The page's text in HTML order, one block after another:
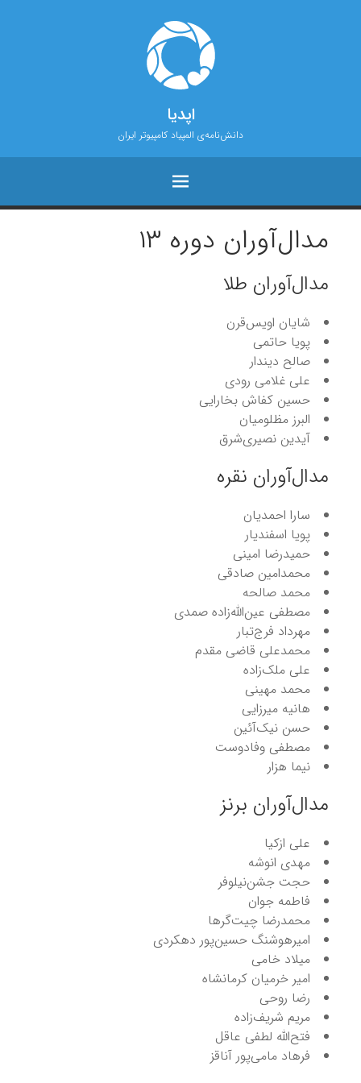
اپدیا
دانش‌نامه‌ی المپیاد کامپیوتر ایران
مدال‌آوران دوره ۱۳
مدال‌آوران طلا
شایان اویس‌قرن
پویا حاتمی
صالح دیندار
علی غلامی رودی
حسین کفاش بخارایی
البرز مظلومیان
آیدین نصیری‌شرق
مدال‌آوران نقره
سارا احمدیان
پویا اسفندیار
حمیدرضا امینی
محمدامین صادقی
محمد صالحه
مصطفی عین‌الله‌زاده صمدی
مهرداد فرج‌تبار
محمدعلی قاضی مقدم
علی ‌ملک‌زاده
محمد مهینی
هانیه میرزایی
حسن نیک‌آئین
مصطفی وفادوست
نیما هزار
مدال‌آوران برنز
علی ازکیا
مهدی انوشه
حجت جشن‌نیلوفر
فاطمه جوان
محمدرضا چیت‌گرها
امیرهوشنگ حسین‌پور دهکردی
میلاد خامی
امیر خرمیان کرمانشاه
رضا روحی
مریم شریف‌زاده
فتح‌الله لطفی عاقل
فرهاد مامی‌پور آناقز